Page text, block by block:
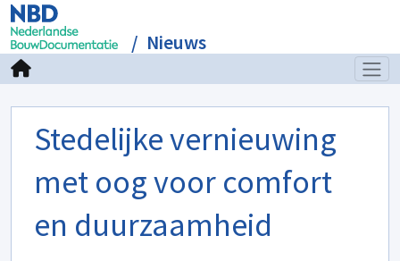
Nieuws
Stedelijke vernieuwing
met oog voor comfort
en duurzaamheid